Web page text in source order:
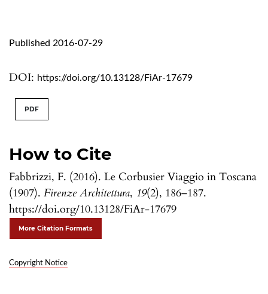
DOI: https://doi.org/10.13128/FiAr-17679
Published 2016-07-29
How to Cite
Fabbrizzi, F. (2016). Le Corbusier Viaggio in Toscana
(1907). Firenze Architettura, 19(2), 186–187.
https://doi.org/10.13128/FiAr-17679
More Citation Formats
Copyright Notice
PDF